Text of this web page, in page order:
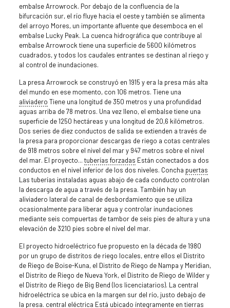
embalse Arrowrock. Por debajo de la confluencia de la
bifurcación sur, el río fluye hacia el oeste y también se alimenta
del arroyo Mores, un importante afluente que desemboca en el
embalse Lucky Peak. La cuenca hidrográfica que contribuye al
embalse Arrowrock tiene una superficie de 5600 kilómetros
cuadrados, y todos los caudales entrantes se destinan al riego y
al control de inundaciones.
La presa Arrowrock se construyó en 1915 y era la presa más alta
del mundo en ese momento, con 106 metros. Tiene una
aliviadero Tiene una longitud de 350 metros y una profundidad
aguas arriba de 78 metros. Una vez lleno, el embalse tiene una
superficie de 1250 hectáreas y una longitud de 20,6 kilómetros.
Dos series de diez conductos de salida se extienden a través de
la presa para proporcionar descargas de riego a cotas centrales
de 918 metros sobre el nivel del mar y 947 metros sobre el nivel
del mar. El proyecto... tuberías forzadas Están conectados a dos
conductos en el nivel inferior de los dos niveles. Concha puertas
Las tuberías instaladas aguas abajo de cada conducto controlan
la descarga de agua a través de la presa. También hay un
aliviadero lateral de canal de desbordamiento que se utiliza
ocasionalmente para liberar agua y controlar inundaciones
mediante seis compuertas de tambor de seis pies de altura y una
elevación de 3210 pies sobre el nivel del mar.
El proyecto hidroeléctrico fue propuesto en la década de 1980
por un grupo de distritos de riego locales, entre ellos el Distrito
de Riego de Boise-Kuna, el Distrito de Riego de Nampa y Meridian,
el Distrito de Riego de Nueva York, el Distrito de Riego de Wilder y
el Distrito de Riego de Big Bend (los licenciatarios). La central
hidroeléctrica se ubica en la margen sur del río, justo debajo de
la presa. central eléctrica Está ubicado íntegramente en tierras